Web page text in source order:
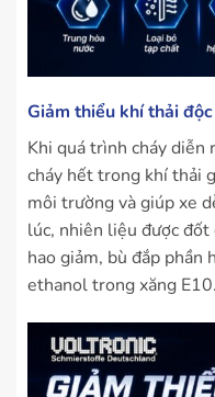
Giảm thiểu khí thải
Khi quá trình cháy diễn
cháy hết trong khí thải
môi trường và giúp xe
lúc, nhiên liệu được
hao giảm, bù đắp phần
ethanol trong xăng E10.